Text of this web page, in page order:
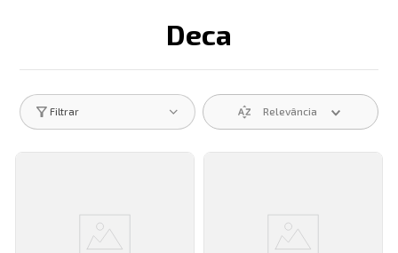
Deca
Descrição search
Filtrar Relevância